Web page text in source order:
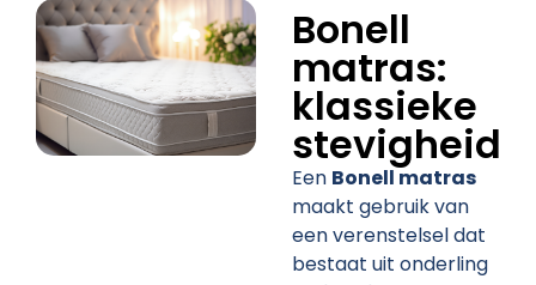
Bonell
matras:
klassieke
stevigheid
Een Bonell matras
maakt gebruik van
een verenstelsel dat
bestaat uit onderling